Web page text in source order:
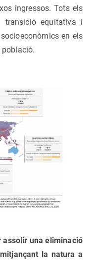
ingressos. Tots els
transició equitativa i
en els
població.
assolir una eliminació
la natura a